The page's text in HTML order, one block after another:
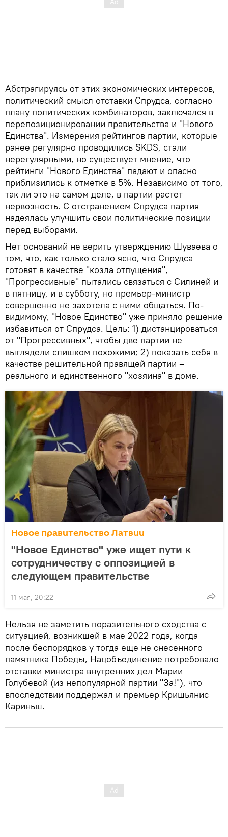
Абстрагируясь от этих экономических интересов,
политический смысл отставки Спрудса, согласно
плану политических комбинаторов, заключался в
перепозиционировании правительства и "Нового
Единства". Измерения рейтингов партии, которые
ранее регулярно проводились SKDS, стали
нерегулярными, но существует мнение, что
рейтинги "Нового Единства" падают и опасно
приблизились к отметке в 5%. Независимо от того,
так ли это на самом деле, в партии растет
нервозность. С отстранением Спрудса партия
надеялась улучшить свои политические позиции
перед выборами.
Нет оснований не верить утверждению Шуваева о
том, что, как только стало ясно, что Спрудса
готовят в качестве "козла отпущения",
"Прогрессивные" пытались связаться с Силиней и
в пятницу, и в субботу, но премьер-министр
совершенно не захотела с ними общаться. По-
видимому, "Новое Единство" уже приняло решение
избавиться от Спрудса. Цель: 1) дистанцироваться
от "Прогрессивных", чтобы две партии не
выглядели слишком похожими; 2) показать себя в
качестве решительной правящей партии –
реального и единственного "хозяина" в доме.
Новое правительство Латвии
"Новое Единство" уже ищет пути к
сотрудничеству с оппозицией в
следующем правительстве
11 мая, 20:22
Нельзя не заметить поразительного сходства с
ситуацией, возникшей в мае 2022 года, когда
после беспорядков у тогда еще не снесенного
памятника Победы, Нацобъединение потребовало
отставки министра внутренних дел Марии
Голубевой (из непопулярной партии "За!"), что
впоследствии поддержал и премьер Кришьянис
Кариньш.